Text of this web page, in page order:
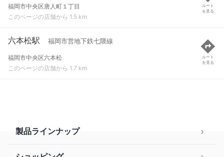
福岡市中央区唐人町１丁目
このページの店舗から 1.5 km
ルート
を見る
六本松駅 福岡市営地下鉄七隈線
福岡市中央区六本松
このページの店舗から 1.7 km
ルート
を見る
製品ラインナップ